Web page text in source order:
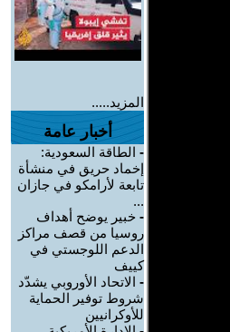
المزيد.....
أخبار عامة
- الطاقة السعودية:
إخماد حريق في منشأة
تابعة لأرامكو في جازان
...
- خبير يوضح أهداف
روسيا من قصف مراكز
الدعم اللوجستي في
كييف
- الاتحاد الأوروبي يشدّد
شروط توفير الحماية
للأوكرانيين